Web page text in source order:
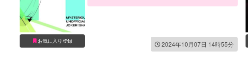
お気に入り登録 2024年10月07日 14時55分